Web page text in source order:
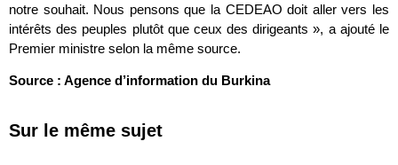
notre souhait. Nous pensons que la CEDEAO doit aller vers les
intérêts des peuples plutôt que ceux des dirigeants », a ajouté le
Premier ministre selon la même source.
Source : Agence d’information du Burkina
Sur le même sujet